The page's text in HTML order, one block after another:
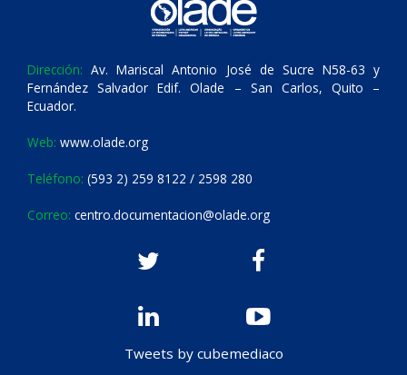
Dirección: Av. Mariscal Antonio José de Sucre N58-63 y
Fernández Salvador Edif. Olade – San Carlos, Quito –
Ecuador.
Web: www.olade.org
Teléfono: (593 2) 259 8122 / 2598 280
Correo: centro.documentacion@olade.org
Tweets by cubemediaco